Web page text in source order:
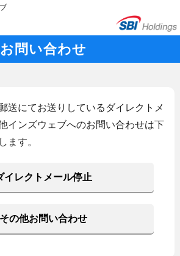
お問い合わせ
送にてお送りしているダイレクトメ
インズウェブへのお問い合わせは下
ます。
イレクトメール停止
その他お問い合わせ